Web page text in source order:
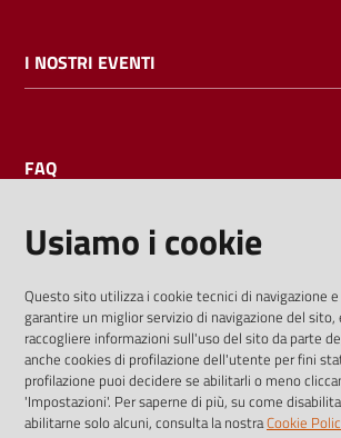
I NOSTRI EVENTI
FAQ
I dati personali pubblicati sono riutilizzabili
previste dalla direttiva comunitaria 2003/
36/2006
Usiamo i cookie
Questo sito utilizza i cookie tecnici di navigazione
garantire un miglior servizio di navigazione del
raccogliere informazioni sull'uso del sito da parte
anche cookies di profilazione dell'utente per fini
profilazione puoi decidere se abilitarli o meno
'Impostazioni'. Per saperne di più, su come
abilitarne solo alcuni, consulta la nostraCookie